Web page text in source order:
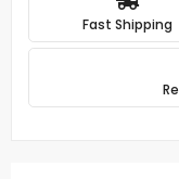
Fast Shipping